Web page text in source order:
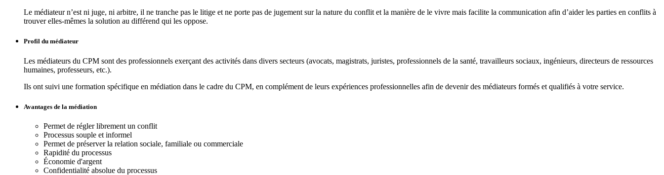
Le médiateur n’est ni juge, ni arbitre, il ne tranche pas le litige et ne porte pas de jugement sur la nature du conflit et la manière de le vivre mais facilite la communication afin d’aider les parties en conflits à
trouver elles-mêmes la solution au différend qui les oppose.
Profil du médiateur
Les médiateurs du CPM sont des professionnels exerçant des activités dans divers secteurs (avocats, magistrats, juristes, professionnels de la santé, travailleurs sociaux, ingénieurs, directeurs de ressources
humaines, professeurs, etc.).
Ils ont suivi une formation spécifique en médiation dans le cadre du CPM, en complément de leurs expériences professionnelles afin de devenir des médiateurs formés et qualifiés à votre service.
Avantages de la médiation
Permet de régler librement un conflit
Processus souple et informel
Permet de préserver la relation sociale, familiale ou commerciale
Rapidité du processus
Économie d'argent
Confidentialité absolue du processus